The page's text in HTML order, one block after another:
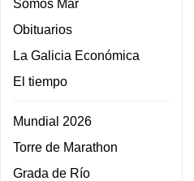
Somos Mar
Obituarios
La Galicia Económica
El tiempo
Mundial 2026
Torre de Marathon
Grada de Río